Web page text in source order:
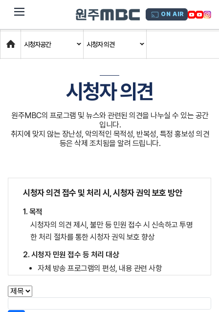
dehaze ON AIR
Home
시청자공간 시청자 의견
시청자 의견
원주MBC의 프로그램 및 뉴스와 관련된 의견을 나누실 수 있는 공간
입니다.
취지에 맞지 않는 장난성, 악의적인 목적성, 반복성, 특정 홍보성 의견
등은 삭제 조치됨을 알려 드립니다.
시청자 의견 접수 및 처리 시, 시청자 권익 보호 방안
1. 목적
시청자의 의견 제시, 불만 등 민원 접수 시 신속하고 투명
한 처리 절차를 통한 시청자 권익 보호 향상
2. 시청자 민원 접수 등 처리 대상
자체 방송 프로그램의 편성, 내용 관련 사항
기타 시청자에 대한 권익 보호 관련 사항